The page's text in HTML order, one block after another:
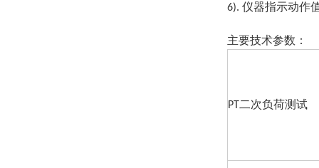
6). 仪器指示动作
主要技术参数：
PT 二次负荷测试